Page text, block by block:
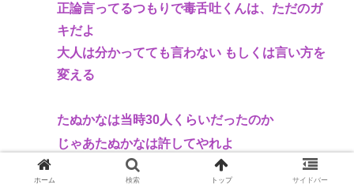
正論言ってるつもりで毒舌吐くんは、ただのガ
キだよ
大人は分かってても言わない もしくは言い方を
変える
たぬかなは当時30人くらいだったのか
じゃあたぬかなは許してやれよ
ホーム 検索 トップ サイドバー